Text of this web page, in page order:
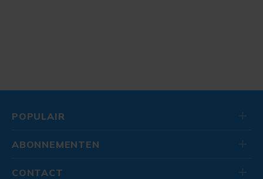
POPULAIR
ABONNEMENTEN
CONTACT